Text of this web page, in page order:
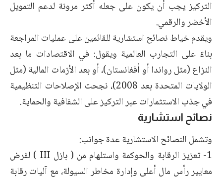
التركيز يجب أن يكون على جعله أكثر مرونة لدعم التمويل
الأخضر والرقمي.
ويقدم خياط نصائح استشارية للقائمين على عمليات المراجعة
بناءً على التجارب العالمية ويقول: في الاقتصادات ما بعد
النزاع (مثل رواندا أو أفغانستان)، أو بعد الأزمات المالية (مثل
الولايات المتحدة بعد 2008)، نجحت الإصلاحات التنظيمية
في جذب الاستثمارات عبر التركيز على الشفافية والحماية.
نصائح استشارية
وتشمل النصائح الاستشارية عدة جوانب:
1- تعزيز الرقابة والحوكمة واستلهام من ( بازل III ) لفرض
معايير رأس مال أعلى وإدارة مخاطر السيولة، مع آليات رقابة